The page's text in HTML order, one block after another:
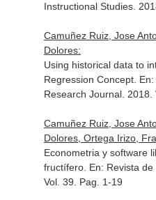
Instructional Studies.
Camuñez Ruiz, Jose
Dolores:
Using historical data to
Regression Concept.
Research Journal. 2018.
Camuñez Ruiz, Jose
Dolores, Ortega Irizo,
Econometria y software
fructífero. En: Revista
Vol. 39. Pag. 1-19